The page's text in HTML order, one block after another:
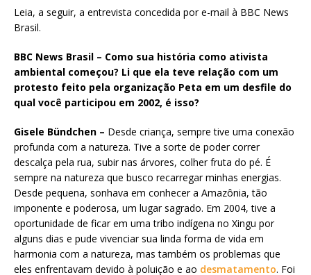
Leia, a seguir, a entrevista concedida por e-mail à BBC News
Brasil.
BBC News Brasil – Como sua história como ativista
ambiental começou? Li que ela teve relação com um
protesto feito pela organização Peta em um desfile do
qual você participou em 2002, é isso?
Gisele Bündchen – Desde criança, sempre tive uma conexão
profunda com a natureza. Tive a sorte de poder correr
descalça pela rua, subir nas árvores, colher fruta do pé. É
sempre na natureza que busco recarregar minhas energias.
Desde pequena, sonhava em conhecer a Amazônia, tão
imponente e poderosa, um lugar sagrado. Em 2004, tive a
oportunidade de ficar em uma tribo indígena no Xingu por
alguns dias e pude vivenciar sua linda forma de vida em
harmonia com a natureza, mas também os problemas que
eles enfrentavam devido à poluição e ao desmatamento. Foi